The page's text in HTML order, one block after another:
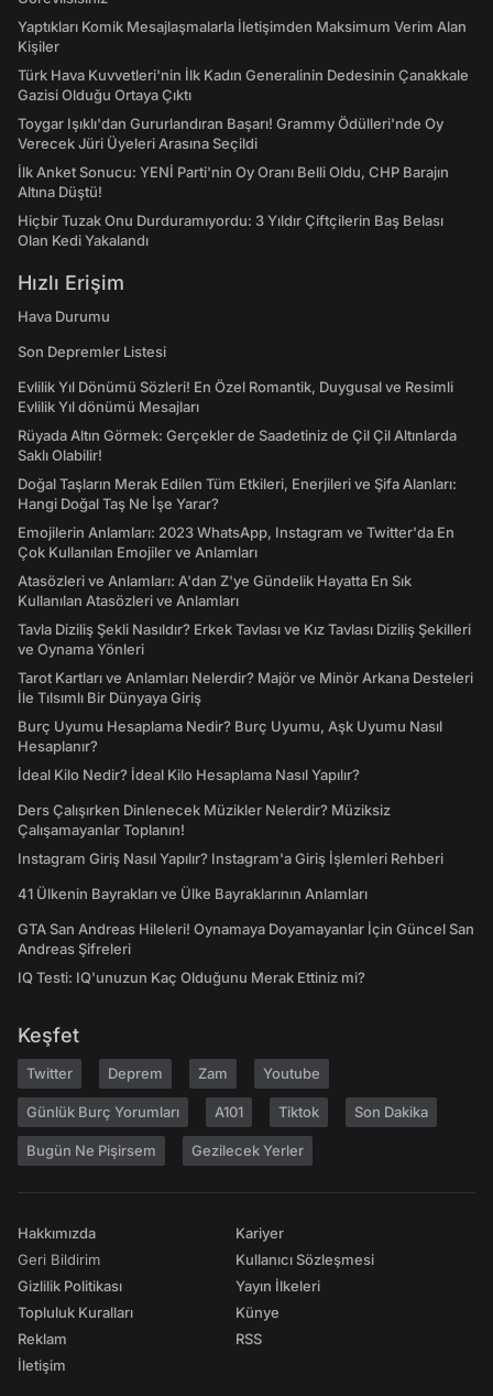
Yaptıkları Komik Mesajlaşmalarla İletişimden Maksimum Verim Alan
Kişiler
Türk Hava Kuvvetleri'nin İlk Kadın Generalinin Dedesinin Çanakkale
Gazisi Olduğu Ortaya Çıktı
Toygar Işıklı'dan Gururlandıran Başarı! Grammy Ödülleri'nde Oy
Verecek Jüri Üyeleri Arasına Seçildi
İlk Anket Sonucu: YENİ Parti'nin Oy Oranı Belli Oldu, CHP Barajın
Altına Düştü!
Hiçbir Tuzak Onu Durduramıyordu: 3 Yıldır Çiftçilerin Baş Belası
Olan Kedi Yakalandı
Hızlı Erişim
Hava Durumu
Son Depremler Listesi
Evlilik Yıl Dönümü Sözleri! En Özel Romantik, Duygusal ve Resimli
Evlilik Yıl dönümü Mesajları
Rüyada Altın Görmek: Gerçekler de Saadetiniz de Çil Çil Altınlarda
Saklı Olabilir!
Doğal Taşların Merak Edilen Tüm Etkileri, Enerjileri ve Şifa Alanları:
Hangi Doğal Taş Ne İşe Yarar?
Emojilerin Anlamları: 2023 WhatsApp, Instagram ve Twitter'da En
Çok Kullanılan Emojiler ve Anlamları
Atasözleri ve Anlamları: A'dan Z'ye Gündelik Hayatta En Sık
Kullanılan Atasözleri ve Anlamları
Tavla Diziliş Şekli Nasıldır? Erkek Tavlası ve Kız Tavlası Diziliş Şekilleri
ve Oynama Yönleri
Tarot Kartları ve Anlamları Nelerdir? Majör ve Minör Arkana Desteleri
İle Tılsımlı Bir Dünyaya Giriş
Burç Uyumu Hesaplama Nedir? Burç Uyumu, Aşk Uyumu Nasıl
Hesaplanır?
İdeal Kilo Nedir? İdeal Kilo Hesaplama Nasıl Yapılır?
Ders Çalışırken Dinlenecek Müzikler Nelerdir? Müziksiz
Çalışamayanlar Toplanın!
Instagram Giriş Nasıl Yapılır? Instagram'a Giriş İşlemleri Rehberi
41 Ülkenin Bayrakları ve Ülke Bayraklarının Anlamları
GTA San Andreas Hileleri! Oynamaya Doyamayanlar İçin Güncel San
Andreas Şifreleri
IQ Testi: IQ'unuzun Kaç Olduğunu Merak Ettiniz mi?
Keşfet
Twitter Deprem Zam Youtube
Günlük Burç Yorumları A101 Tiktok Son Dakika
Bugün Ne Pişirsem Gezilecek Yerler
Hakkımızda
Geri Bildirim
Gizlilik Politikası
Topluluk Kuralları
Reklam
İletişim
Kariyer
Kullanıcı Sözleşmesi
Yayın İlkeleri
Künye
RSS